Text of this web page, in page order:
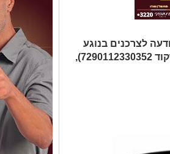
פרסמה היום (5 באוקטובר 2025) הודעה לצרכנים בנוגע
למוצר "פרו וניל 0% שומן" במארז של 200 גרם (ברקוד 7290112330352),